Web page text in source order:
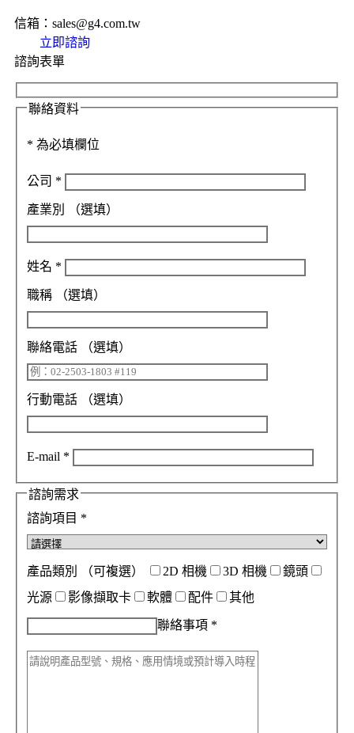
信箱：sales@g4.com.tw
立即諮詢
諮詢表單
聯絡資料
* 為必填欄位
公司 *
產業別 （選填）
姓名 *
職稱 （選填）
聯絡電話 （選填）
行動電話 （選填）
E-mail *
諮詢需求
諮詢項目 *
產品類別 （可複選） 2D 相機 3D 相機
鏡頭
光源
影像擷取卡 軟體 配件 其他
聯絡事項 *